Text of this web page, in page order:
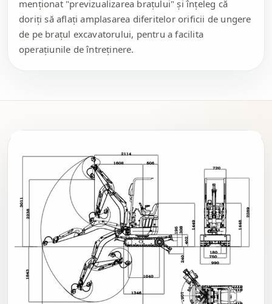
menționat "previzualizarea brațului" și înțeleg că
doriți să aflați amplasarea diferitelor orificii de ungere
de pe brațul excavatorului, pentru a facilita
operațiunile de întreținere.